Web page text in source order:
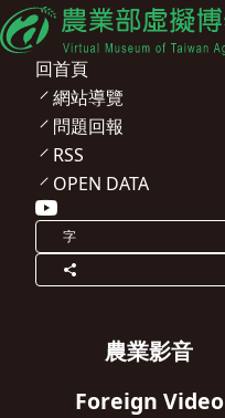
回首頁
網站導覽
問題回報
RSS
OPEN DATA
字
農業影音
Foreign Video